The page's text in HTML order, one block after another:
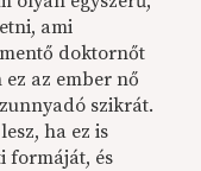
ami
doktornőt
az ember nő
szikrát.
ha ez is
formáját, és